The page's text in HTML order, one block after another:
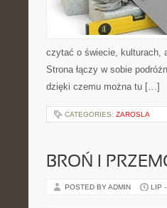
czytać o świecie, kulturach,
Strona łączy w sobie
dzięki czemu można tu […]
CATEGORIES: ZAROSLA
BROŃ I
POSTED BY ADMIN LIP